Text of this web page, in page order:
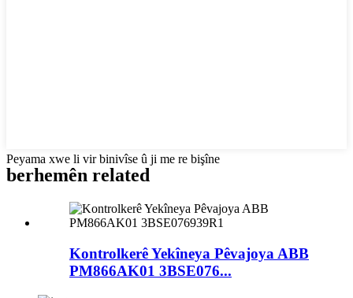
Peyama xwe li vir binivîse û ji me re bişîne
berhemên related
Kontrolkerê Yekîneya Pêvajoya ABB
PM866AK01 3BSE076...